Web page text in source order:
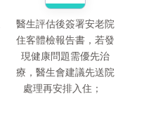
醫生評估後簽署安老院
住客體檢報告書，若發
現健康問題需優先治
療，醫生會建議先送院
處理再安排入住；